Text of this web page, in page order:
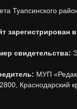
Туапсинского
зарегистрирован
свидетельства:
МУП
Краснодарский